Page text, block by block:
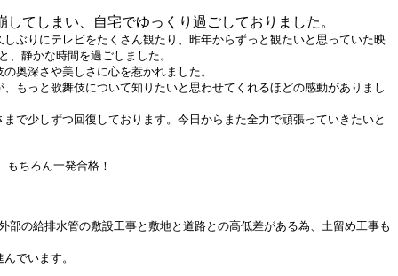
てしまい、自宅でゆっくり過ごしておりました。
ぶりにテレビをたくさん観たり、昨年からずっと観たいと思っていた映
、静かな時間を過ごしました。
奥深さや美しさに心を惹かれました。
もっと歌舞伎について知りたいと思わせてくれるほどの感動がありまし
で少しずつ回復しております。今日からまた全力で頑張っていきたいと
ちろん一発合格！
部の給排水管の敷設工事と敷地と道路との高低差がある為、土留め工事も
でいます。